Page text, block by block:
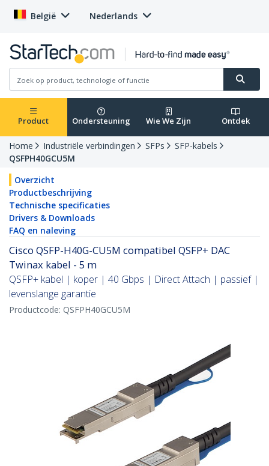
België Nederlands
Product Ondersteuning Wie We Zijn Ontdek
Home Industriële verbindingen SFPs
SFP-kabels
QSFPH40GCU5M
Overzicht
Productbeschrijving
Technische specificaties
Drivers & Downloads
FAQ en naleving
Cisco QSFP-H40G-CU5M compatibel QSFP+ DAC
Twinax kabel - 5 m
QSFP+ kabel | koper | 40 Gbps | Direct Attach | passief |
levenslange garantie
Productcode: QSFPH40GCU5M